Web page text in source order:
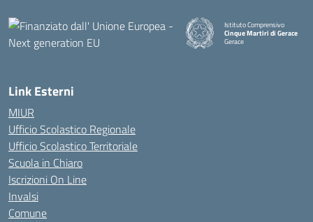
Istituto Comprensivo
Cinque Martiri di Gerace
Gerace
Link Esterni
MIUR
Ufficio Scolastico Regionale
Ufficio Scolastico Territoriale
Scuola in Chiaro
Iscrizioni On Line
Invalsi
Comune